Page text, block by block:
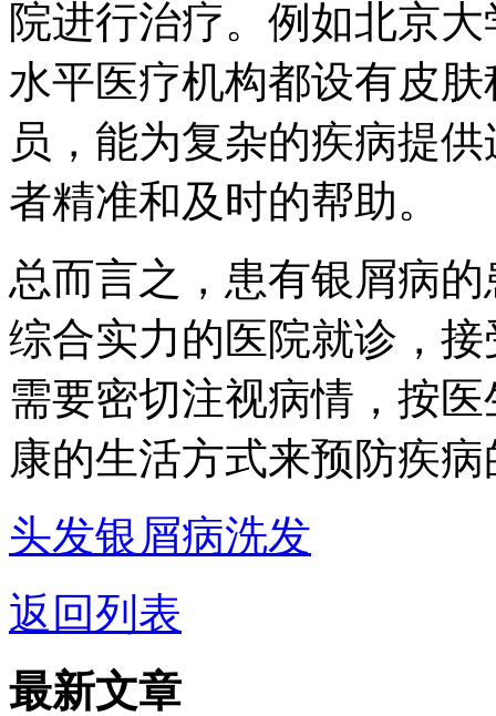
院进行治疗。例如北京
水平医疗机构都设有皮
员，能为复杂的疾病提
者精准和及时的帮助。
总而言之，患有银屑病
综合实力的医院就诊，
需要密切注视病情，按
康的生活方式来预防疾
头发银屑病洗发
返回列表
最新文章